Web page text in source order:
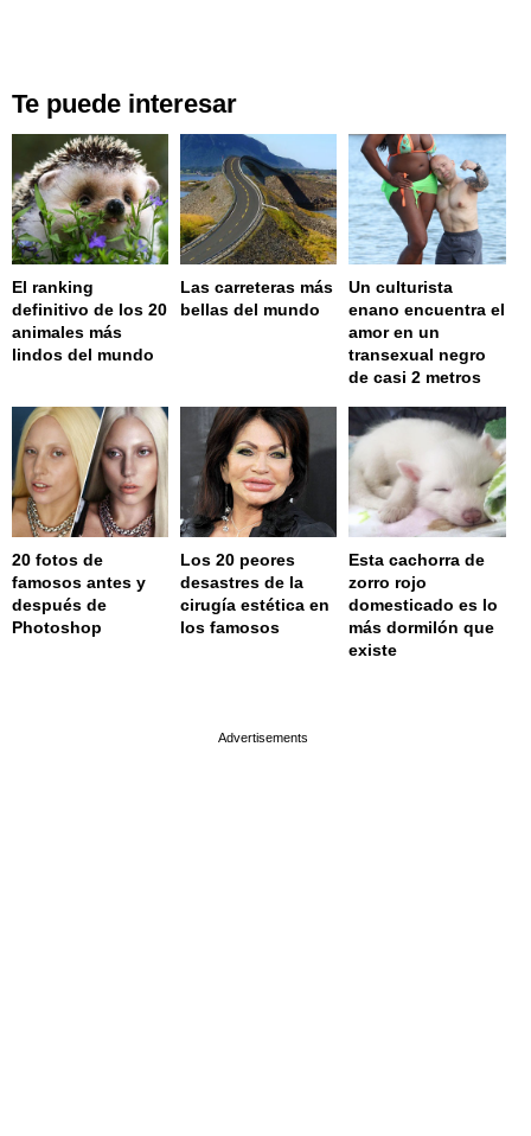
Te puede interesar
El ranking
definitivo de los 20
animales más
lindos del mundo
Las carreteras más
bellas del mundo
Un culturista
enano encuentra el
amor en un
transexual negro
de casi 2 metros
20 fotos de
famosos antes y
después de
Photoshop
Los 20 peores
desastres de la
cirugía estética en
los famosos
Esta cachorra de
zorro rojo
domesticado es lo
más dormilón que
existe